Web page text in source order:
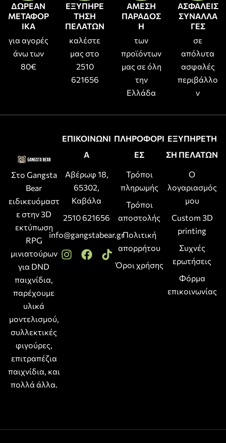
ΔΩΡΕΑΝ
ΜΕΤΑΦΟΡ
ΙΚΑ
για αγορές
άνω των
80€
ΕΞΥΠΗΡΕ
ΤΗΣΗ
ΠΕΛΑΤΩΝ
καλέστε
μας στο
2510
621656
ΑΜΕΣΗ
ΠΑΡΑΔΟΣ
Η
των
προϊόντων
μας σε όλη
την
Ελλάδα
ΑΣΦΑΛΕΙΣ
ΣΥΝΑΛΛΑ
ΓΕΣ
σε
απόλυτα
ασφαλές
περιβάλλο
ν
Στο Gangsta
Bear
ειδικευόμαστ
ε στην 3D
εκτύπωση
RPG
μινιατούρων
για DND
παιχνίδια,
παρέχουμε
υλικά
μοντελισμού,
συλλεκτικές
φιγούρες,
επιτραπέζια
παιχνίδια, και
πολλά άλλα.
ΕΠΙΚΟΙΝΩΝΙ
Α
Αβέρωφ 18,
65302,
Καβάλα
2510 621656
info@gangstabear.gr
ΠΛΗΡΟΦΟΡΙ
ΕΣ
Τρόποι
πληρωμής
Τρόποι
αποστολής
Πολιτική
απορρήτου
Όροι χρήσης
ΕΞΥΠΗΡΕΤΗ
ΣΗ ΠΕΛΑΤΩΝ
Ο
λογαριασμός
μου
Custom 3D
printing
Συχνές
ερωτήσεις
Φόρμα
επικοινωνίας